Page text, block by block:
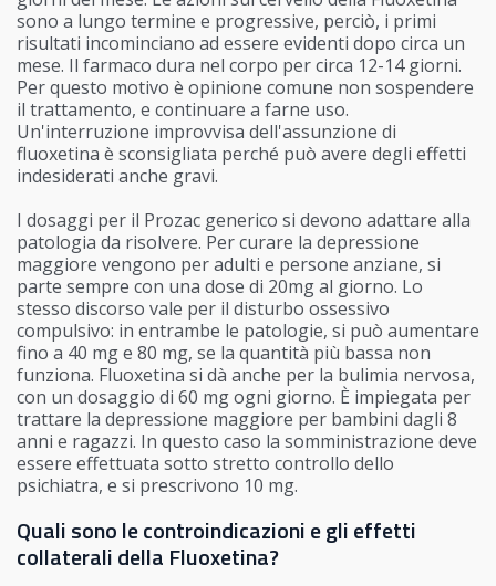
sono a lungo termine e progressive, perciò, i primi
risultati incominciano ad essere evidenti dopo circa un
mese. Il farmaco dura nel corpo per circa 12-14 giorni.
Per questo motivo è opinione comune non sospendere
il trattamento, e continuare a farne uso.
Un'interruzione improvvisa dell'assunzione di
fluoxetina è sconsigliata perché può avere degli effetti
indesiderati anche gravi.
I dosaggi per il Prozac generico si devono adattare alla
patologia da risolvere. Per curare la depressione
maggiore vengono per adulti e persone anziane, si
parte sempre con una dose di 20mg al giorno. Lo
stesso discorso vale per il disturbo ossessivo
compulsivo: in entrambe le patologie, si può aumentare
fino a 40 mg e 80 mg, se la quantità più bassa non
funziona. Fluoxetina si dà anche per la bulimia nervosa,
con un dosaggio di 60 mg ogni giorno. È impiegata per
trattare la depressione maggiore per bambini dagli 8
anni e ragazzi. In questo caso la somministrazione deve
essere effettuata sotto stretto controllo dello
psichiatra, e si prescrivono 10 mg.
Quali sono le controindicazioni e gli effetti
collaterali della Fluoxetina?